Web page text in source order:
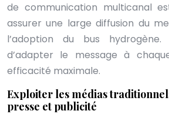
de communication multicanal
assurer une large diffusion du
l’adoption du bus
d’adapter le message à
efficacité maximale.
Exploiter les médias
presse et publicité